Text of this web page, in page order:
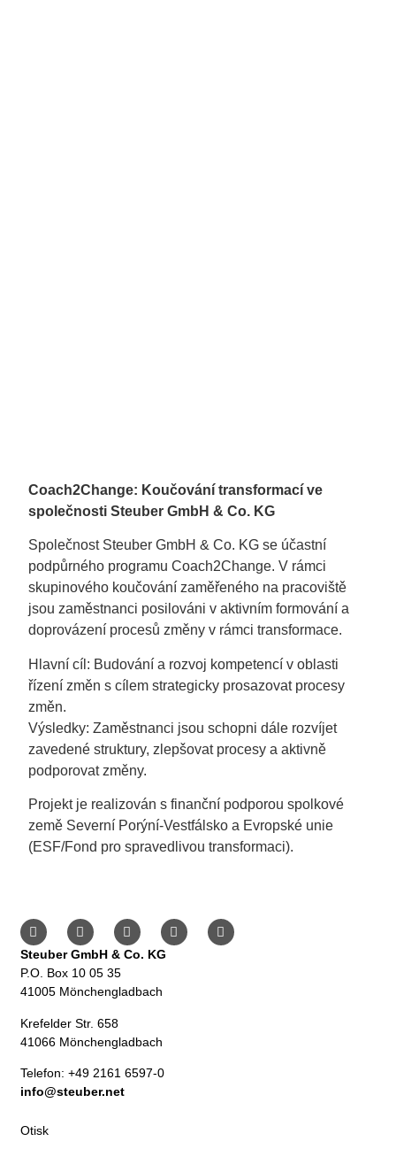
Coach2Change: Koučování transformací ve
společnosti Steuber GmbH & Co. KG
Společnost Steuber GmbH & Co. KG se účastní
podpůrného programu Coach2Change. V rámci
skupinového koučování zaměřeného na pracoviště
jsou zaměstnanci posilováni v aktivním formování a
doprovázení procesů změny v rámci transformace.
Hlavní cíl: Budování a rozvoj kompetencí v oblasti
řízení změn s cílem strategicky prosazovat procesy
změn.
Výsledky: Zaměstnanci jsou schopni dále rozvíjet
zavedené struktury, zlepšovat procesy a aktivně
podporovat změny.
Projekt je realizován s finanční podporou spolkové
země Severní Porýní-Vestfálsko a Evropské unie
(ESF/Fond pro spravedlivou transformaci).
Steuber GmbH & Co. KG
P.O. Box 10 05 35
41005 Mönchengladbach
Krefelder Str. 658
41066 Mönchengladbach
Telefon: +49 2161 6597-0
info@steuber.net
Otisk